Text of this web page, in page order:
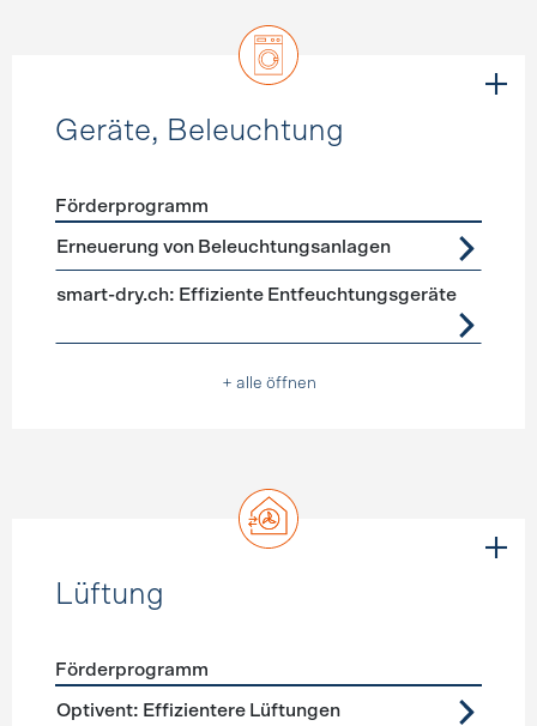
Geräte, Beleuchtung
Förderprogramme Geräte, Beleuchtung
Förderprogramm
Erneuerung von Beleuchtungsanlagen
smart-dry.ch: Effiziente Entfeuchtungsgeräte
+ alle öffnen
Lüftung
Förderprogramme Lüftung
Förderprogramm
Optivent: Effizientere Lüftungen